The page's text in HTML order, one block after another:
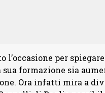
l’occasione per
formazione sia
Ora infatti mira a